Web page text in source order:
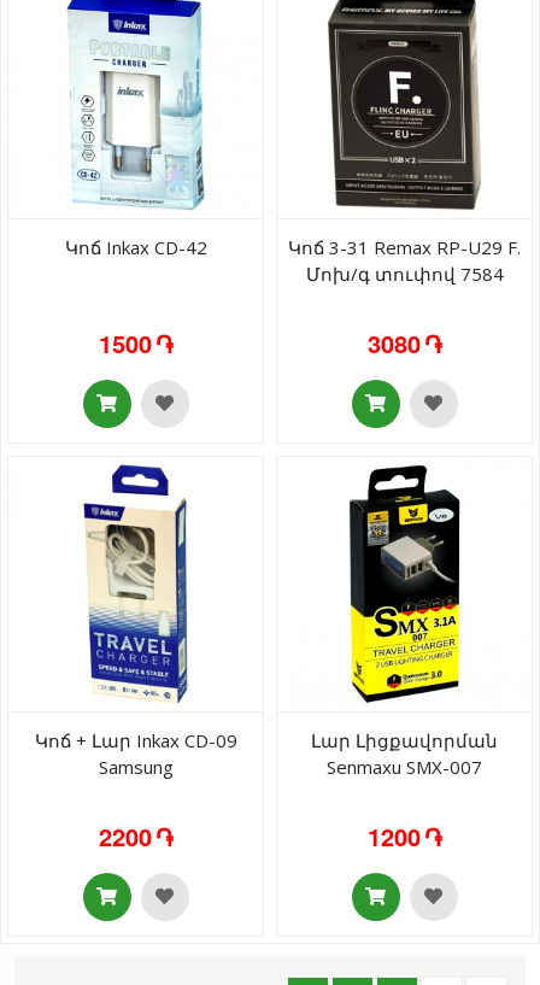
Կոճ Inkax CD-42
1500 ֏
Կոճ 3-31 Remax RP-U29 F.
Մոխ/գ տուփով 7584
3080 ֏
Կոճ + Լար Inkax CD-09
Samsung
2200 ֏
Լար Լիցքավորման
Senmaxu SMX-007
1200 ֏